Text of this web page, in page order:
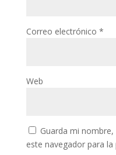
Correo electrónico *
Web
Guarda mi
este navegador para